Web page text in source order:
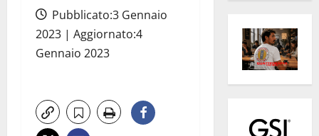
Pubblicato:3 Gennaio
2023 | Aggiornato:4
Gennaio 2023